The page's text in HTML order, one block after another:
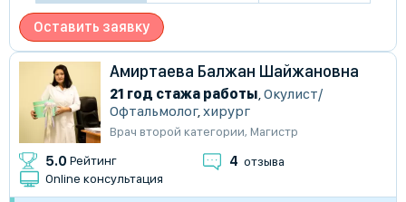
Оставить заявку
Амиртаева Балжан Шайжановна
21 год стажа работы,Окулист/
Офтальмолог,хирург
Врач второй категории, Магистр
5.0 Рейтинг 4 отзыва
Online консультация